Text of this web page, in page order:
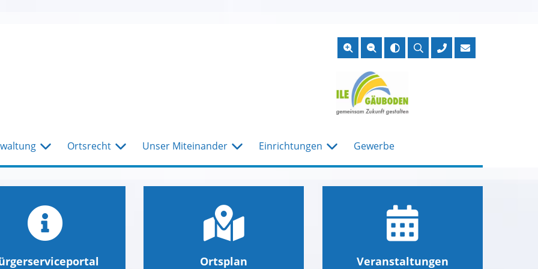
Suche
Ortsrecht Unser Miteinander Einrichtungen Gewerbe
Ortsplan Veranstaltungen